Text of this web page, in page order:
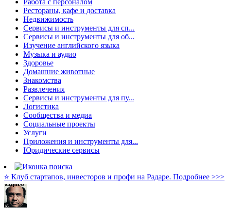
Работа с персоналом
Рестораны, кафе и доставка
Недвижимость
Сервисы и инструменты для сп...
Сервисы и инструменты для об...
Изучение английского языка
Музыка и аудио
Здоровье
Домашние животные
Знакомства
Развлечения
Сервисы и инструменты для пу...
Логистика
Сообщества и медиа
Социальные проекты
Услуги
Приложения и инструменты для...
Юридические сервисы
⭐️ Клуб стартапов, инвесторов и профи на Радаре. Подробнее >>>